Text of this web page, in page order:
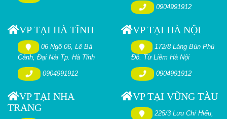
0904991912
VP TẠI HÀ TĨNH
06 Ngõ 06, Lê Bá
Cảnh, Đại Nài Tp. Hà Tĩnh
0904991912
VP TẠI HÀ NỘI
172/8 Làng Bún Phú
Đô. Từ Liêm Hà Nội
0904991912
VP TẠI NHA
TRANG
VP TẠI VŨNG TÀU
225/3 Lưu Chí Hiếu,